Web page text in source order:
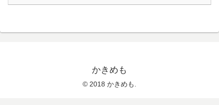
かきめも
© 2018 かきめも.